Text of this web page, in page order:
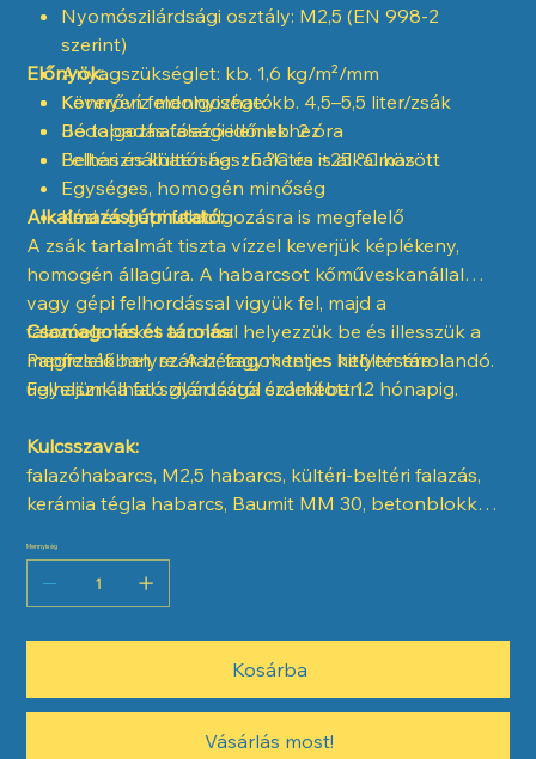
Nyomószilárdsági osztály: M2,5 (EN 998-2
szerint)
Anyagszükséglet: kb. 1,6 kg/m²/mm
Keverővíz mennyisége: kb. 4,5–5,5 liter/zsák
Bedolgozhatósági idő: kb. 2 óra
Felhasználhatóság: +5 °C és +25 °C között
Előnyök:
Könnyen feldolgozható
Jó tapadás falazóelemekhez
Beltéri és kültéri használatra is alkalmas
Egységes, homogén minőség
Kézi és gépi feldolgozásra is megfelelő
Alkalmazási útmutató:
A zsák tartalmát tiszta vízzel keverjük képlékeny,
homogén állagúra. A habarcsot kőműveskanállal
vagy gépi felhordással vigyük fel, majd a
falazóelemeket azonnal helyezzük be és illesszük a
megfelelő helyre. A hézagok teljes kitöltésére
ügyeljünk a fal szilárdsága érdekében.
Csomagolás és tárolás:
Papírzsákban, száraz, fagymentes helyen tárolandó.
Felhasználható gyártástól számított 12 hónapig.
Kulcsszavak:
falazóhabarcs, M2,5 habarcs, kültéri-beltéri falazás,
kerámia tégla habarcs, Baumit MM 30, betonblokk
Mennyiség
Kosárba
Vásárlás most!